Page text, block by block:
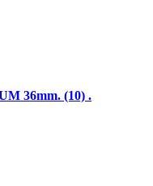
36mm. (10) .